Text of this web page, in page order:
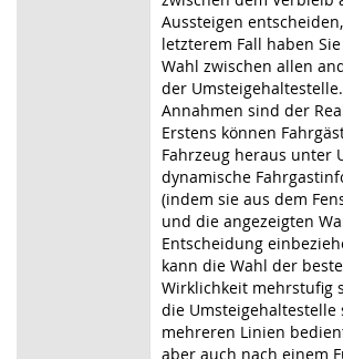
Aussteigen
letzterem Fall haben
Wahl zwischen allen
der
Annahmen sind der
Erstens können
Fahrzeug heraus unter
dynamische
(indem sie aus dem
und die angezeigten
Entscheidung
kann die Wahl der
Wirklichkeit mehrstufig
die Umsteigehaltestelle
mehreren Linien
aber auch nach einem